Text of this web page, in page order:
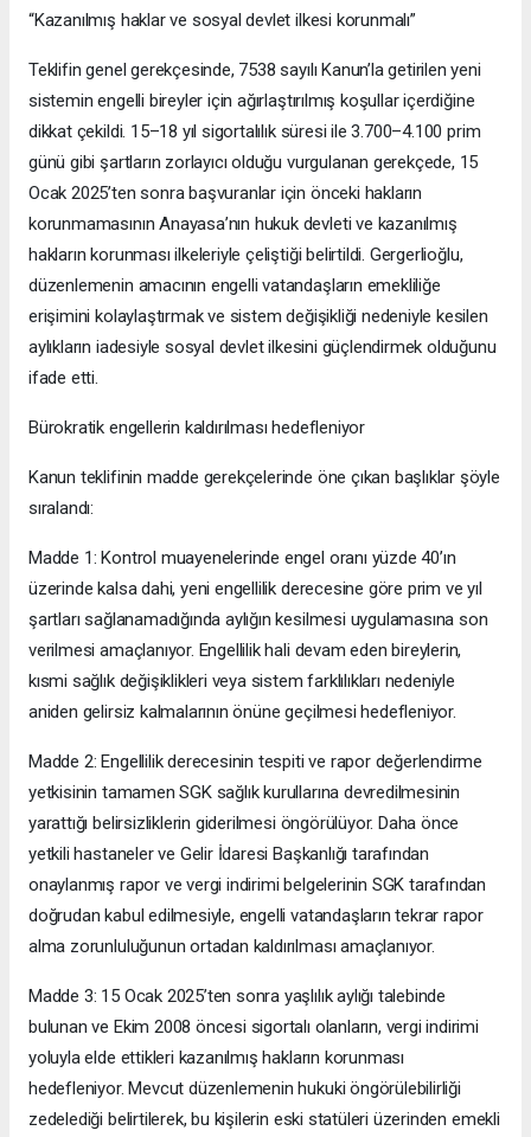
“Kazanılmış haklar ve sosyal devlet ilkesi korunmalı”
Teklifin genel gerekçesinde, 7538 sayılı Kanun’la getirilen yeni
sistemin engelli bireyler için ağırlaştırılmış koşullar içerdiğine
dikkat çekildi. 15–18 yıl sigortalılık süresi ile 3.700–4.100 prim
günü gibi şartların zorlayıcı olduğu vurgulanan gerekçede, 15
Ocak 2025’ten sonra başvuranlar için önceki hakların
korunmamasının Anayasa’nın hukuk devleti ve kazanılmış
hakların korunması ilkeleriyle çeliştiği belirtildi. Gergerlioğlu,
düzenlemenin amacının engelli vatandaşların emekliliğe
erişimini kolaylaştırmak ve sistem değişikliği nedeniyle kesilen
aylıkların iadesiyle sosyal devlet ilkesini güçlendirmek olduğunu
ifade etti.
Bürokratik engellerin kaldırılması hedefleniyor
Kanun teklifinin madde gerekçelerinde öne çıkan başlıklar şöyle
sıralandı:
Madde 1: Kontrol muayenelerinde engel oranı yüzde 40’ın
üzerinde kalsa dahi, yeni engellilik derecesine göre prim ve yıl
şartları sağlanamadığında aylığın kesilmesi uygulamasına son
verilmesi amaçlanıyor. Engellilik hali devam eden bireylerin,
kısmi sağlık değişiklikleri veya sistem farklılıkları nedeniyle
aniden gelirsiz kalmalarının önüne geçilmesi hedefleniyor.
Madde 2: Engellilik derecesinin tespiti ve rapor değerlendirme
yetkisinin tamamen SGK sağlık kurullarına devredilmesinin
yarattığı belirsizliklerin giderilmesi öngörülüyor. Daha önce
yetkili hastaneler ve Gelir İdaresi Başkanlığı tarafından
onaylanmış rapor ve vergi indirimi belgelerinin SGK tarafından
doğrudan kabul edilmesiyle, engelli vatandaşların tekrar rapor
alma zorunluluğunun ortadan kaldırılması amaçlanıyor.
Madde 3: 15 Ocak 2025’ten sonra yaşlılık aylığı talebinde
bulunan ve Ekim 2008 öncesi sigortalı olanların, vergi indirimi
yoluyla elde ettikleri kazanılmış hakların korunması
hedefleniyor. Mevcut düzenlemenin hukuki öngörülebilirliği
zedelediği belirtilerek, bu kişilerin eski statüleri üzerinden emekli